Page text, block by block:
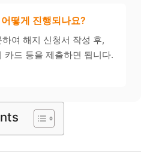
떻게 진행되나요?
여 해지 신청서 작성 후,
카드 등을 제출하면 됩니다.